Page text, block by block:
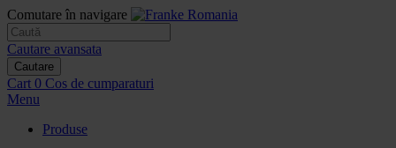
Comutare în navigare
Cautare avansata
Cautare
Cart 0 Cos de cumparaturi
Menu
Produse